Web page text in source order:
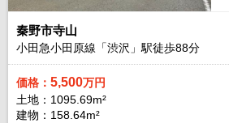
秦野市寺山
小田急小田原線「渋沢」駅徒歩88分
価格： 5,500万円
土地：1095.69m²
建物：158.64m²